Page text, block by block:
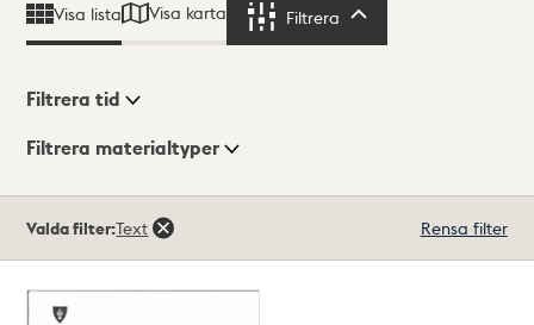
Visa lista Visa karta Filtrera
Visningsläge
Filtrera tid
Filtrera materialtyper
träffar
Valda filter:Text Rensa filter